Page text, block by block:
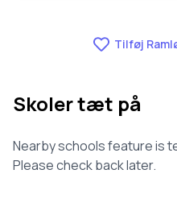
Tilføj
Skoler tæt på
Nearby schools feature is
Please check back later.